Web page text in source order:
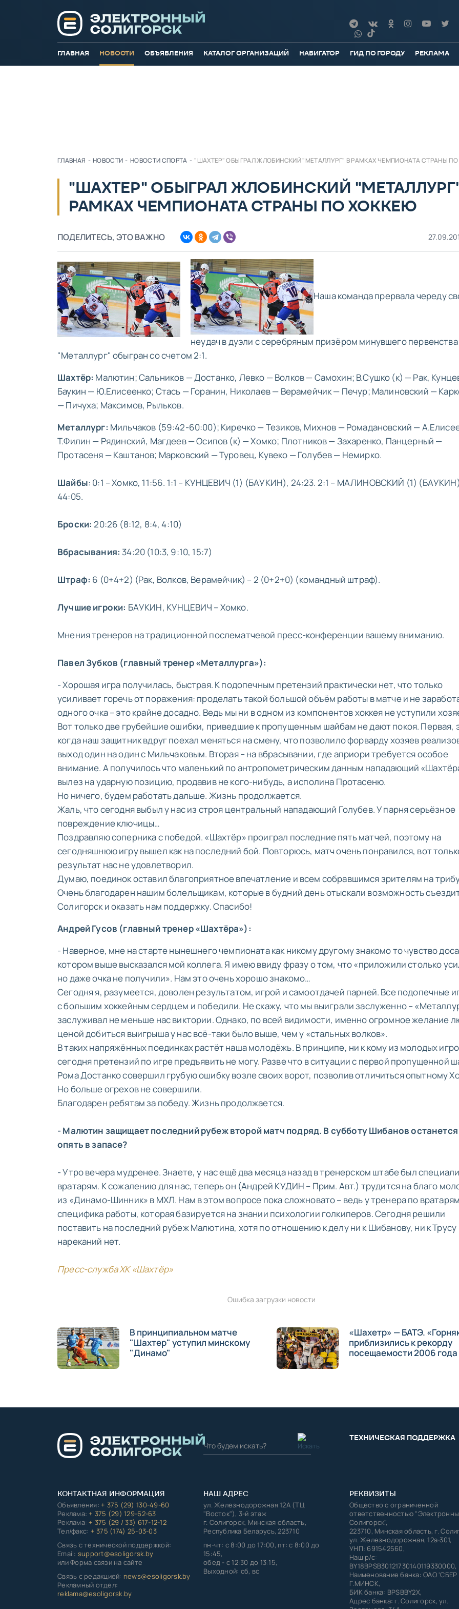
ГЛАВНАЯ НОВОСТИ ОБЪЯВЛЕНИЯ КАТАЛОГ ОРГАНИЗАЦИЙ НАВИГАТОР ГИД ПО ГОРОДУ РЕКЛАМА
ГЛАВНАЯ - НОВОСТИ - НОВОСТИ СПОРТА - "ШАХТЕР" ОБЫГРАЛ ЖЛОБИНСКИЙ "МЕТАЛЛУРГ" В РАМКАХ ЧЕМПИОНАТА СТРАНЫ
"ШАХТЕР" ОБЫГРАЛ ЖЛОБИНСКИЙ
РАМКАХ ЧЕМПИОНАТА СТРАНЫ ПО ХОККЕЮ
ПОДЕЛИТЕСЬ, ЭТО ВАЖНО
Наша команда прервала череду
неудач в дуэли с серебряным призёром минувшего
"Металлург" обыгран со счетом 2:1.
Шахтёр: Малютин; Сальников — Достанко, Левко — Волков — Самохин; В.Сушко (к) — Рак,
Баукин — Ю.Елисеенко; Стась — Горанин, Николаев — Верамейчик — Печур; Малиновский —
— Пичуха; Максимов, Рыльков.
Металлург: Мильчаков (59:42-60:00); Киречко — Тезиков, Михнов — Ромадановский —
Т.Филин — Рядинский, Магдеев — Осипов (к) — Хомко; Плотников — Захаренко, Панцерный —
Протасеня — Каштанов; Марковский — Туровец, Кувеко — Голубев — Немирко.
Шайбы: 0:1 – Хомко, 11:56. 1:1 – КУНЦЕВИЧ (1) (БАУКИН), 24:23. 2:1 – МАЛИНОВСКИЙ (1)
44:05.
Броски: 20:26 (8:12, 8:4, 4:10)
Вбрасывания: 34:20 (10:3, 9:10, 15:7)
Штраф: 6 (0+4+2) (Рак, Волков, Верамейчик) – 2 (0+2+0) (командный штраф).
Лучшие игроки: БАУКИН, КУНЦЕВИЧ – Хомко.
Мнения тренеров на традиционной послематчевой пресс-конференции вашему вниманию.
Павел Зубков (главный тренер «Металлурга»):
- Хорошая игра получилась, быстрая. К подопечным претензий практически нет, что только
усиливает горечь от поражения: проделать такой большой объём работы в матче и не
одного очка – это крайне досадно. Ведь мы ни в одном из компонентов хоккея не уступили
Вот только две грубейшие ошибки, приведшие к пропущенным шайбам не дают покоя. Первая,
когда наш защитник вдруг поехал меняться на смену, что позволило форварду хозяев
выход один на один с Мильчаковым. Вторая – на вбрасывании, где априори требуется особое
внимание. А получилось что маленький по антропометрическим данным нападающий
вылез на ударную позицию, продавив не кого-нибудь, а исполина Протасеню.
Но ничего, будем работать дальше. Жизнь продолжается.
Жаль, что сегодня выбыл у нас из строя центральный нападающий Голубев. У парня серьёзное
повреждение ключицы…
Поздравляю соперника с победой. «Шахтёр» проиграл последние пять матчей, поэтому на
сегодняшнюю игру вышел как на последний бой. Повторюсь, матч очень понравился, вот
результат нас не удовлетворил.
Думаю, поединок оставил благоприятное впечатление и всем собравшимся зрителям на
Очень благодарен нашим болельщикам, которые в будний день отыскали возможность
Солигорск и оказать нам поддержку. Спасибо!
Андрей Гусов (главный тренер «Шахтёра»):
- Наверное, мне на старте нынешнего чемпионата как никому другому знакомо то чувство
котором выше высказался мой коллега. Я имею ввиду фразу о том, что «приложили столько
но даже очка не получили». Нам это очень хорошо знакомо…
Сегодня я, разумеется, доволен результатом, игрой и самоотдачей парней. Все подопечные
с большим хоккейным сердцем и победили. Не скажу, что мы выиграли заслуженно –
заслуживал не меньше нас виктории. Однако, по всей видимости, именно огромное желание
ценой добиться выигрыша у нас всё-таки было выше, чем у «стальных волков».
В таких напряжённых поединках растёт наша молодёжь. В принципе, ни к кому из молодых
сегодня претензий по игре предъявить не могу. Разве что в ситуации с первой пропущенной
Рома Достанко совершил грубую ошибку возле своих ворот, позволив отличиться опытному
Но больше огрехов не совершили.
Благодарен ребятам за победу. Жизнь продолжается.
- Малютин защищает последний рубеж второй матч подряд. В субботу Шибанов останется
опять в запасе?
- Утро вечера мудренее. Знаете, у нас ещё два месяца назад в тренерском штабе был
вратарям. К сожалению для нас, теперь он (Андрей КУДИН – Прим. Авт.) трудится на благо
из «Динамо-Шинник» в МХЛ. Нам в этом вопросе пока сложновато – ведь у тренера по
специфика работы, которая базируется на знании психологии голкиперов. Сегодня решили
поставить на последний рубеж Малютина, хотя по отношению к делу ни к Шибанову, ни к Трусу
нареканий нет.
Пресс-служба ХК «Шахтёр»
Ошибка загрузки новости
В принципиальном матче
"Шахтер" уступил минскому
"Динамо"
«Шахетр» — БАТЭ.
приблизились к рекорду
посещаемости 2006 года
ТЕХНИЧЕСКАЯ ПОДДЕРЖКА
КОНТАКТНАЯ ИНФОРМАЦИЯ
Объявления:+ 375 (29) 130-49-60
Реклама:+ 375 (29) 129-62-63
Реклама:+ 375 (29 / 33) 617-12-12
Тел/факс: + 375 (174) 25-03-03
Связь с технической поддержкой:
Email: support@esoligorsk.by
или Форма связи на сайте
Связь с редакцией: news@esoligorsk.by
Рекламный отдел:
reklama@esoligorsk.by
НАШ АДРЕС
ул. Железнодорожная 12А (ТЦ
"Восток"), 3-й этаж
г. Солигорск, Минская область,
Республика Беларусь, 223710
пн-чт: с 8:00 до 17:00, пт: с 8:00 до
15:45,
обед - с 12:30 до 13:15,
Выходной: сб, вс
РЕКВИЗИТЫ
Общество с ограниченной
ответственностью
Солигорск",
223710, Минская область, г.
ул. Железнодорожная, 12а-301,
УНП: 691542560,
Наш р/с:
BY18BPSB30121730140119330000,
Наименование банка: ОАО
Г.МИНСК,
БИК банка: BPSBBY2X,
Адрес банка: г. Солигорск, ул.